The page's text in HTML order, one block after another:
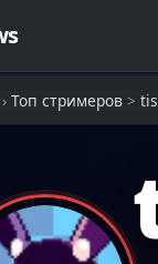
› Топ стримеров >